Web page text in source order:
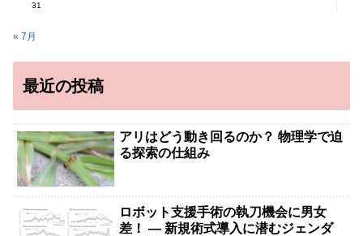
31
« 7月
最近の投稿
アリはどう動き回るのか？ 物理学で迫
る探索の仕組み
ロボット支援手術の執刀機会に男女
差！ — 新規術式導入に潜むジェンダ